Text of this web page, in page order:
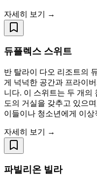
자세히 보기 →
듀플렉스 스위트
반 탈라이 다오 리조트의
게 넉넉한 공간과 프라이
니다. 이 스위트는 두 개의
도의 거실을 갖추고 있으
이들이나 청소년에게 이상
자세히 보기 →
파빌리온 빌라